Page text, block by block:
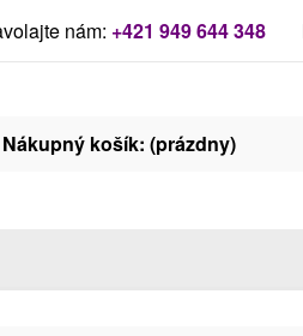
nám: +421 949 644 348
Nákupný košík: (prázdny)